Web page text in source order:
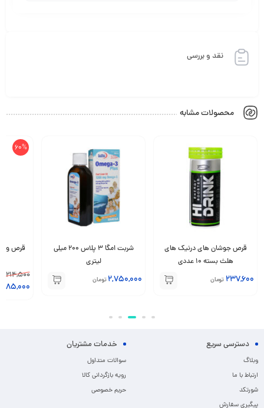
نقد و بررسی
محصولات مشابه
قرص جوشان های درنیک های
هلث بسته 10 عددی
237,600 تومان
شربت امگا 3 پلاس 200 میلی
لیتری
2,750,000 تومان
60%
214,500
85,000
دسترسی سریع
وبلاگ
ارتباط با ما
شورتکد
پیگیری سفارش
خدمات مشتریان
سوالات متداول
رویه بازگردانی کالا
حریم خصوصی